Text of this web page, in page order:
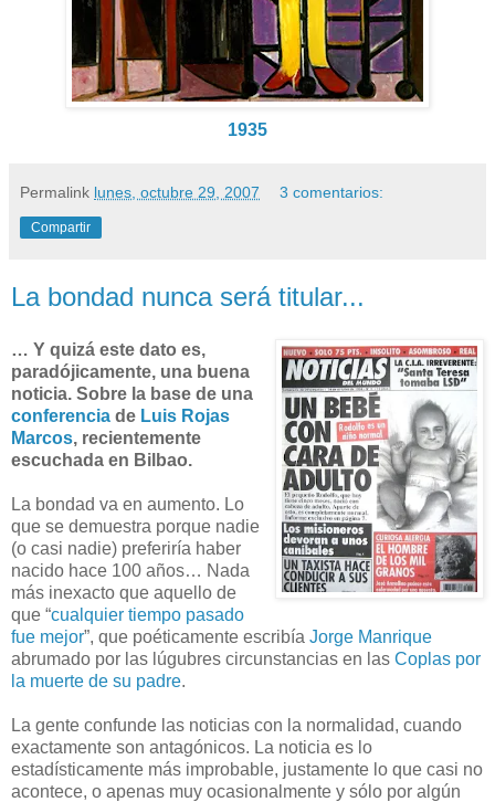
1935
Permalink lunes, octubre 29, 2007 3 comentarios:
Compartir
La bondad nunca será titular...
… Y quizá este dato es,
paradójicamente, una buena
noticia. Sobre la base de una
conferencia de Luis Rojas
Marcos, recientemente
escuchada en Bilbao.
La bondad va en aumento. Lo
que se demuestra porque nadie
(o casi nadie) preferiría haber
nacido hace 100 años… Nada
más inexacto que aquello de
que “cualquier tiempo pasado
fue mejor”, que poéticamente escribía Jorge Manrique
abrumado por las lúgubres circunstancias en las Coplas por
la muerte de su padre.
La gente confunde las noticias con la normalidad, cuando
exactamente son antagónicos. La noticia es lo
estadísticamente más improbable, justamente lo que casi no
acontece, o apenas muy ocasionalmente y sólo por algún